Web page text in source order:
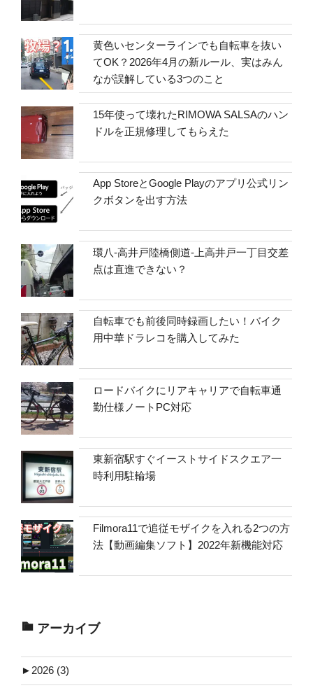
黄色いセンターラインでも自転車を抜い
てOK？2026年4月の新ルール、実はみん
なが誤解している3つのこと
15年使って壊れたRIMOWA SALSAのハン
ドルを正規修理してもらえた
App StoreとGoogle Playのアプリ公式リン
クボタンを出す方法
環八-高井戸陸橋側道-上高井戸一丁目交差
点は直進できない？
自転車でも前後同時録画したい！バイク
用中華ドラレコを購入してみた
ロードバイクにリアキャリアで自転車通
勤仕様ノートPC対応
東新宿駅すぐイーストサイドスクエア一
時利用駐輪場
Filmora11で追従モザイクを入れる2つの方
法【動画編集ソフト】2022年新機能対応
アーカイブ
► 2026 (3)